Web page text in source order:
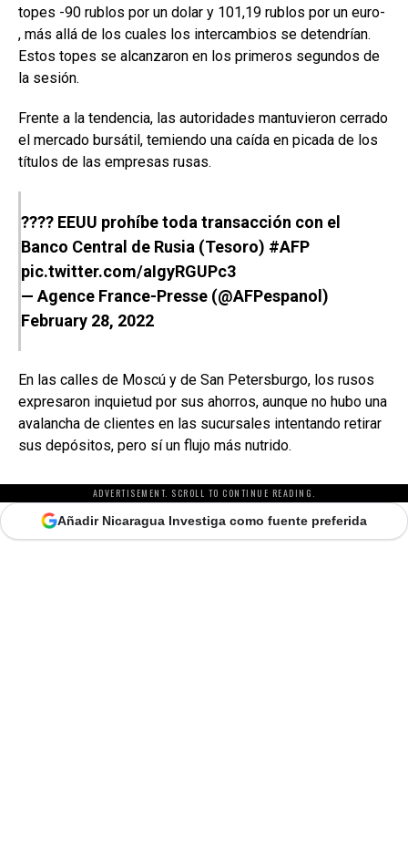
topes -90 rublos por un dolar y 101,19 rublos por un euro-
, más allá de los cuales los intercambios se detendrían.
Estos topes se alcanzaron en los primeros segundos de
la sesión.
Frente a la tendencia, las autoridades mantuvieron cerrado
el mercado bursátil, temiendo una caída en picada de los
títulos de las empresas rusas.
???? EEUU prohíbe toda transacción con el
Banco Central de Rusia (Tesoro) #AFP
pic.twitter.com/aIgyRGUPc3
— Agence France-Presse (@AFPespanol)
February 28, 2022
En las calles de Moscú y de San Petersburgo, los rusos
expresaron inquietud por sus ahorros, aunque no hubo una
avalancha de clientes en las sucursales intentando retirar
sus depósitos, pero sí un flujo más nutrido.
ADVERTISEMENT. SCROLL TO CONTINUE READING.
Añadir Nicaragua Investiga como fuente preferida